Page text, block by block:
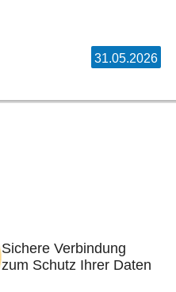
31.05.2026
Sichere Verbindung
zum Schutz Ihrer Daten